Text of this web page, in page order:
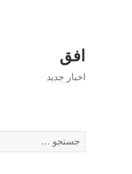
افق
اخبار جدید
برای: